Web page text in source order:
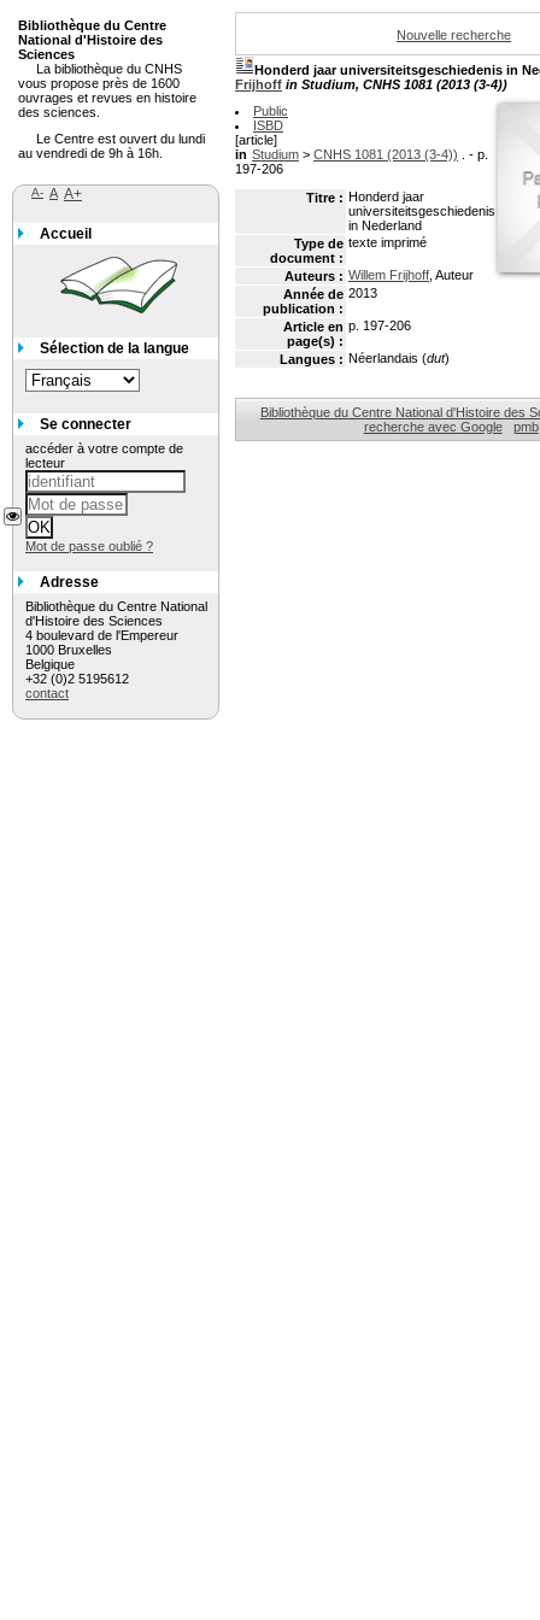
Nouvelle recherche
Honderd jaar universiteitsgeschiedenis in
Frijhoff in Studium, CNHS 1081 (2013 (3-4))
Public
ISBD
[article]
in Studium > CNHS 1081 (2013 (3-4)) . - p.
197-206
Titre : Honderd jaar
universiteitsgeschiedenis
in Nederland
Type de
document :
texte imprimé
Auteurs : Willem Frijhoff , Auteur
Année de
publication :
2013
Article en
page(s) :
p. 197-206
Langues : Néerlandais (dut)
Bibliothèque du Centre National d'Histoire des
recherche avec Google
pmb
Bibliothèque du Centre
National d'Histoire des
Sciences
La bibliothèque du CNHS
vous propose près de 1600
ouvrages et revues en histoire
des sciences.
Le Centre est ouvert du lundi
au vendredi de 9h à 16h.
A- A A+
Accueil
Sélection de la langue
Se connecter
accéder à votre compte de
lecteur
Mot de passe oublié ?
Adresse
Bibliothèque du Centre National
d'Histoire des Sciences
4 boulevard de l'Empereur
1000 Bruxelles
Belgique
+32 (0)2 5195612
contact